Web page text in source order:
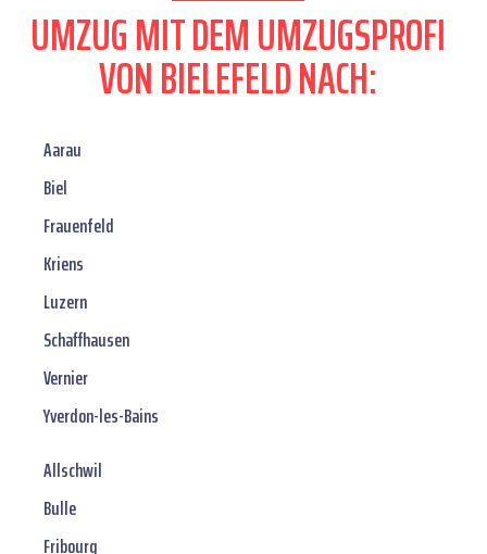
UMZUG MIT DEM UMZUGSPROFI
VON BIELEFELD NACH:
Aarau
Biel
Frauenfeld
Kriens
Luzern
Schaffhausen
Vernier
Yverdon-les-Bains
Allschwil
Bulle
Fribourg